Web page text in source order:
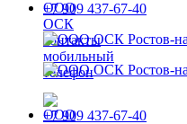
+7 909 437-67-40
+7 909 437-67-40